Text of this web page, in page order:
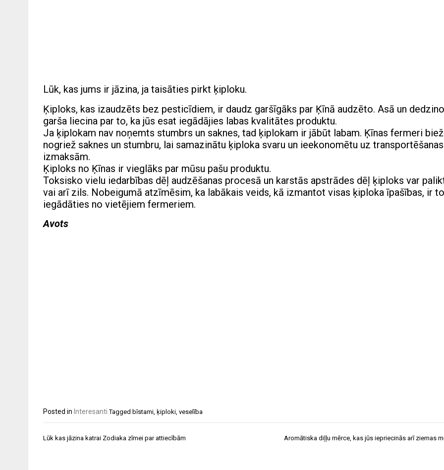
Lūk, kas jums ir jāzina, ja taisāties pirkt ķiploku.
Ķiploks, kas izaudzēts bez pesticīdiem, ir daudz garšīgāks par Ķīnā audzēto. Asā un
garša liecina par to, ka jūs esat iegādājies labas kvalitātes produktu.
Ja ķiplokam nav noņemts stumbrs un saknes, tad ķiplokam ir jābūt labam. Ķīnas fermeri
nogriež saknes un stumbru, lai samazinātu ķiploka svaru un ieekonomētu uz transportēšanas
izmaksām.
Ķiploks no Ķīnas ir vieglāks par mūsu pašu produktu.
Toksisko vielu iedarbības dēļ audzēšanas procesā un karstās apstrādes dēļ ķiploks var
vai arī zils. Nobeigumā atzīmēsim, ka labākais veids, kā izmantot visas ķiploka īpašības, ir to
iegādāties no vietējiem fermeriem.
Avots
Posted in Interesanti Tagged bīstami, ķiploki, veselība
Ziņu
Lūk kas jāzina katrai Zodiaka zīmei par attiecībām Aromātiska diļļu mērce, kas jūs iepriecinās arī ziemas